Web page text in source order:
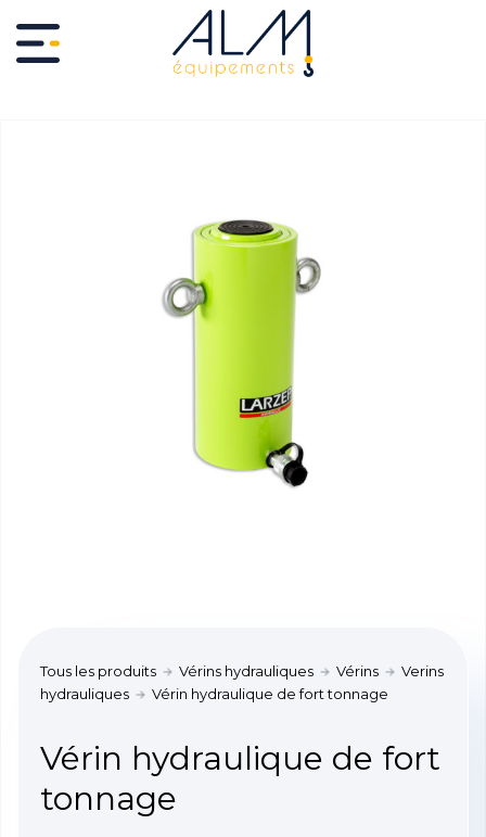
Tous les produits Vérins hydrauliques Vérins
Verins
hydrauliques
Vérin hydraulique de fort tonnage
Vérin hydraulique de fort
tonnage